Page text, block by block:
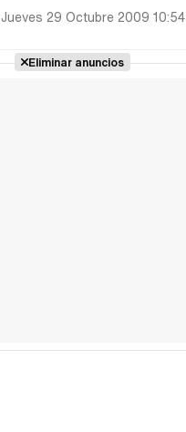
Jueves 29 Octubre 2009 10:54
Eliminar anuncios